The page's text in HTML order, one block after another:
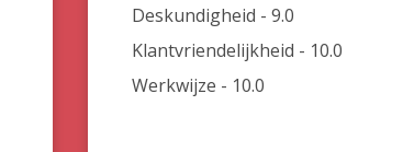
Deskundigheid - 9.0
Klantvriendelijkheid - 10.0
Werkwijze - 10.0